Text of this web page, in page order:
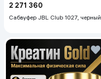
2 271 360
Сабвуфер JBL Club 1027, черный